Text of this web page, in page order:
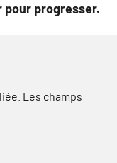
progresser.
Les champs